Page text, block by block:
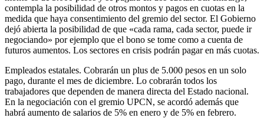
contempla la posibilidad de otros montos y pagos en cuotas en la
medida que haya consentimiento del gremio del sector. El Gobierno
dejó abierta la posibilidad de que «cada rama, cada sector, puede ir
negociando» por ejemplo que el bono se tome como a cuenta de
futuros aumentos.​​ Los sectores en crisis podrán pagar en más cuotas.
Empleados estatales. Cobrarán un plus de 5.000 pesos en un solo
pago, durante el mes de diciembre. Lo cobrarán todos los
trabajadores que dependen de manera directa del Estado nacional.
En la negociación con el gremio UPCN, se acordó además que
habrá aumento de salarios de 5% en enero y de 5% en febrero.